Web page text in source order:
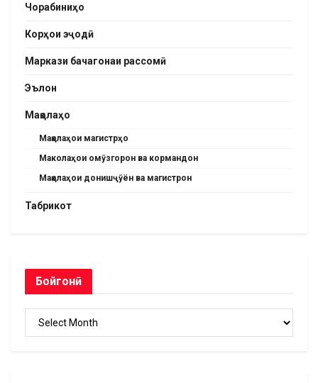
Чорабиниҳо
Корҳои эҷодӣ
Маркази бачагонаи рассомӣ
Эълон
Мақолаҳо
Мақолаҳои магистрҳо
Маколаҳои омӯзгорон ва кормандон
Мақолаҳои донишҷӯён ва магистрон
Табрикот
Бойгонӣ